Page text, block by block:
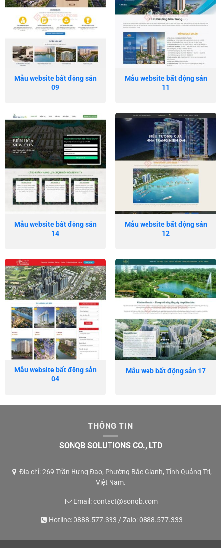
Mẫu website bất động sản
09
Mẫu website bất động sản
11
Mẫu website bất động sản
14
Mẫu website bất động sản
12
Mẫu website bất động sản
04
Mẫu web bất động sản 17
THÔNG TIN
SONQB SOLUTIONS CO., LTD
Địa chỉ: 269 Trần Hưng Đạo, Phường Bắc Gianh, Tỉnh Quảng Trị,
Việt Nam.
Email:contact@sonqb.com
Hotline:0888.577.333 / Zalo:0888.577.333